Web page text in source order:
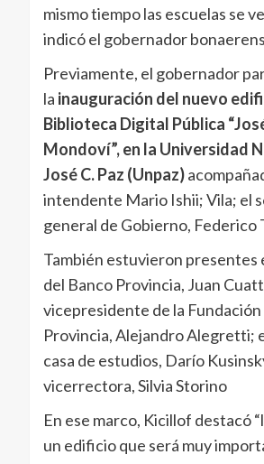
mismo tiempo las escuelas se
indicó el gobernador
Previamente, el gobernador
la inauguración del nuevo
Biblioteca Digital Pública
Mondoví”, en la Universidad
José C. Paz (Unpaz)
intendente Mario Ishii; Vila; el
general de Gobierno, Federico
También estuvieron presentes
del Banco Provincia, Juan
vicepresidente de la
Provincia, Alejandro Alegretti;
casa de estudios, Darío
vicerrectora, Silvia Storino
En ese marco, Kicillof destacó
un edificio que será muy